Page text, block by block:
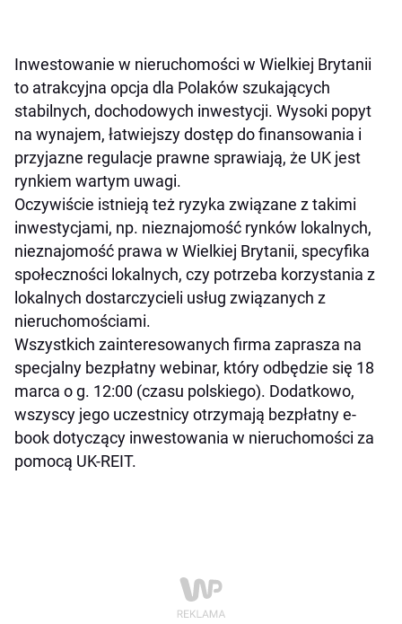
Inwestowanie w nieruchomości w Wielkiej Brytanii
to atrakcyjna opcja dla Polaków szukających
stabilnych, dochodowych inwestycji. Wysoki popyt
na wynajem, łatwiejszy dostęp do finansowania i
przyjazne regulacje prawne sprawiają, że UK jest
rynkiem wartym uwagi.
Oczywiście istnieją też ryzyka związane z takimi
inwestycjami, np. nieznajomość rynków lokalnych,
nieznajomość prawa w Wielkiej Brytanii, specyfika
społeczności lokalnych, czy potrzeba korzystania z
lokalnych dostarczycieli usług związanych z
nieruchomościami.
Wszystkich zainteresowanych firma zaprasza na
specjalny bezpłatny webinar, który odbędzie się 18
marca o g. 12:00 (czasu polskiego). Dodatkowo,
wszyscy jego uczestnicy otrzymają bezpłatny e-
book dotyczący inwestowania w nieruchomości za
pomocą UK-REIT.